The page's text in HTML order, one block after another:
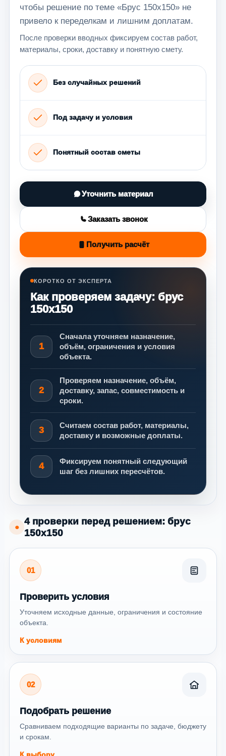
чтобы решение по теме «Брус 150х150» не
привело к переделкам и лишним доплатам.
После проверки вводных фиксируем состав работ,
материалы, сроки, доставку и понятную смету.
Без случайных решений
Под задачу и условия
Понятный состав сметы
Уточнить материал
Заказать звонок
Получить расчёт
КОРОТКО ОТ ЭКСПЕРТА
Как проверяем задачу: брус
150х150
1
Сначала уточняем назначение,
объём, ограничения и условия
объекта.
2
Проверяем назначение, объём,
доставку, запас, совместимость и
сроки.
3
Считаем состав работ, материалы,
доставку и возможные доплаты.
4
Фиксируем понятный следующий
шаг без лишних пересчётов.
●
4 проверки перед решением: брус
150х150
01
Проверить условия
Уточняем исходные данные, ограничения и состояние
объекта.
К условиям
02
Подобрать решение
Сравниваем подходящие варианты по задаче, бюджету
и срокам.
К выбору